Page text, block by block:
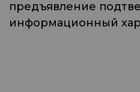
предъявление
информационный